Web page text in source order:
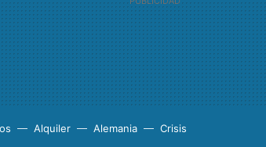
Alquiler Alemania Crisis